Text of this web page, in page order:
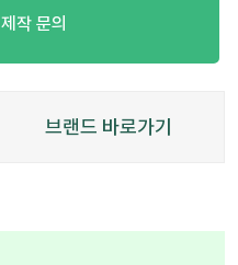
제작 문의
브랜드 바로가기